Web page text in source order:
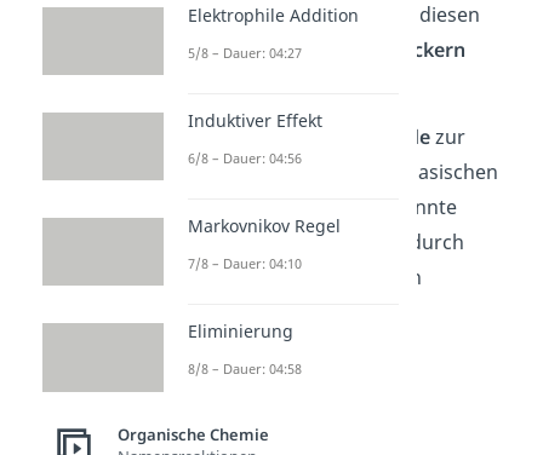
reaktiv, weshalb man sich diesen
Mechanismus von den
Zuckern
Aldehydezur
Selbstaddition
bei stark basischen
Bedingungen. Die sogenannte
kannst du durch
Acetale als Schutzgruppen
Verbindungen
Elektrophile Addition
5/8 – Dauer: 04:27
Induktiver Effekt
6/8 – Dauer: 04:56
Markovnikov Regel
7/8 – Dauer: 04:10
Eliminierung
8/8 – Dauer: 04:58
Organische Chemie